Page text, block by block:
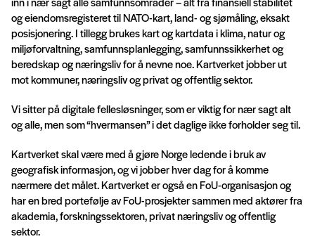
og eiendomsregisteret til NATO-kart, land- og sjømåling, eksakt
posisjonering. I tillegg brukes kart og kartdata i klima, natur og
miljøforvaltning, samfunnsplanlegging, samfunnssikkerhet og
beredskap og næringsliv for å nevne noe. Kartverket jobber ut
mot kommuner, næringsliv og privat og offentlig sektor.
Vi sitter på digitale fellesløsninger, som er viktig for nær sagt alt
og alle, men som “hvermansen” i det daglige ikke forholder seg til.
Kartverket skal være med å gjøre Norge ledende i bruk av
geografisk informasjon, og vi jobber hver dag for å komme
nærmere det målet. Kartverket er også en FoU-organisasjon og
har en bred portefølje av FoU-prosjekter sammen med aktører fra
akademia, forskningssektoren, privat næringsliv og offentlig
sektor.